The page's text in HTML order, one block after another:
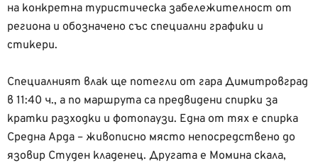
на конкретна туристическа забележителност от
региона и обозначено със специални графики и
стикери.
Специалният влак ще потегли от гара Димитровград
в 11:40 ч., а по маршрута са предвидени спирки за
кратки разходки и фотопаузи. Една от тях е спирка
Средна Арда – живописно място непосредствено до
язовир Студен кладенец. Другата е Момина скала,